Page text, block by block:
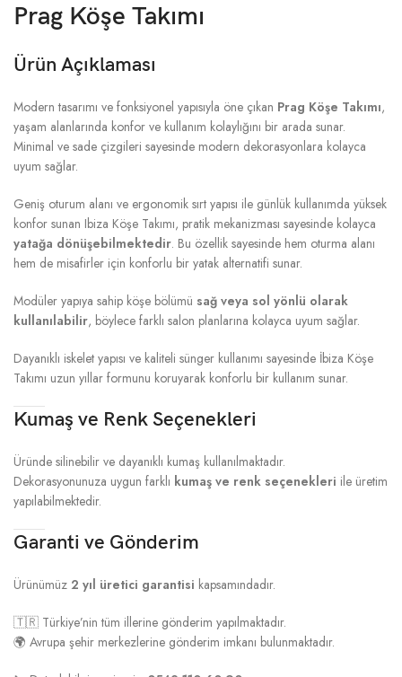
Prag Köşe Takımı
Ürün Açıklaması
Modern tasarımı ve fonksiyonel yapısıyla öne çıkan Prag Köşe Takımı,
yaşam alanlarında konfor ve kullanım kolaylığını bir arada sunar.
Minimal ve sade çizgileri sayesinde modern dekorasyonlara kolayca
uyum sağlar.
Geniş oturum alanı ve ergonomik sırt yapısı ile günlük kullanımda yüksek
konfor sunan Ibiza Köşe Takımı, pratik mekanizması sayesinde kolayca
yatağa dönüşebilmektedir. Bu özellik sayesinde hem oturma alanı
hem de misafirler için konforlu bir yatak alternatifi sunar.
Modüler yapıya sahip köşe bölümüsağ veya sol yönlü olarak
kullanılabilir, böylece farklı salon planlarına kolayca uyum sağlar.
Dayanıklı iskelet yapısı ve kaliteli sünger kullanımı sayesinde İbiza Köşe
Takımı uzun yıllar formunu koruyarak konforlu bir kullanım sunar.
Kumaş ve Renk Seçenekleri
Üründe silinebilir ve dayanıklı kumaş kullanılmaktadır.
Dekorasyonunuza uygun farklı kumaş ve renk seçenekleri ile üretim
yapılabilmektedir.
Garanti ve Gönderim
Ürünümüz 2 yıl üretici garantisi kapsamındadır.
🇹🇷 Türkiye’nin tüm illerine gönderim yapılmaktadır.
🌍 Avrupa şehir merkezlerine gönderim imkanı bulunmaktadır.